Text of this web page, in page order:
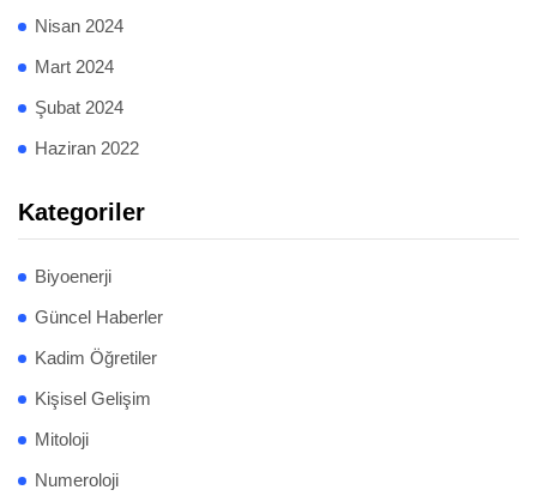
Nisan 2024
Mart 2024
Şubat 2024
Haziran 2022
Kategoriler
Biyoenerji
Güncel Haberler
Kadim Öğretiler
Kişisel Gelişim
Mitoloji
Numeroloji